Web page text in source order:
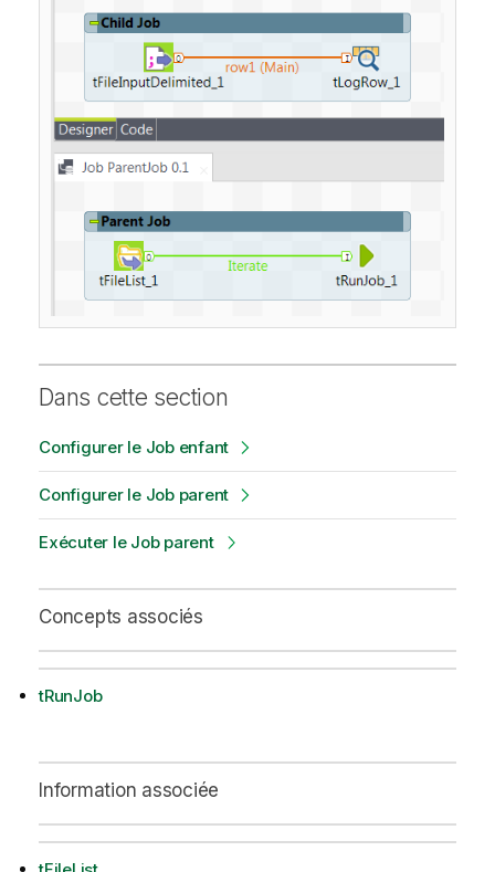
Dans cette section
Configurer le Job enfant
Configurer le Job parent
Exécuter le Job parent
Concepts associés
tRunJob
Information associée